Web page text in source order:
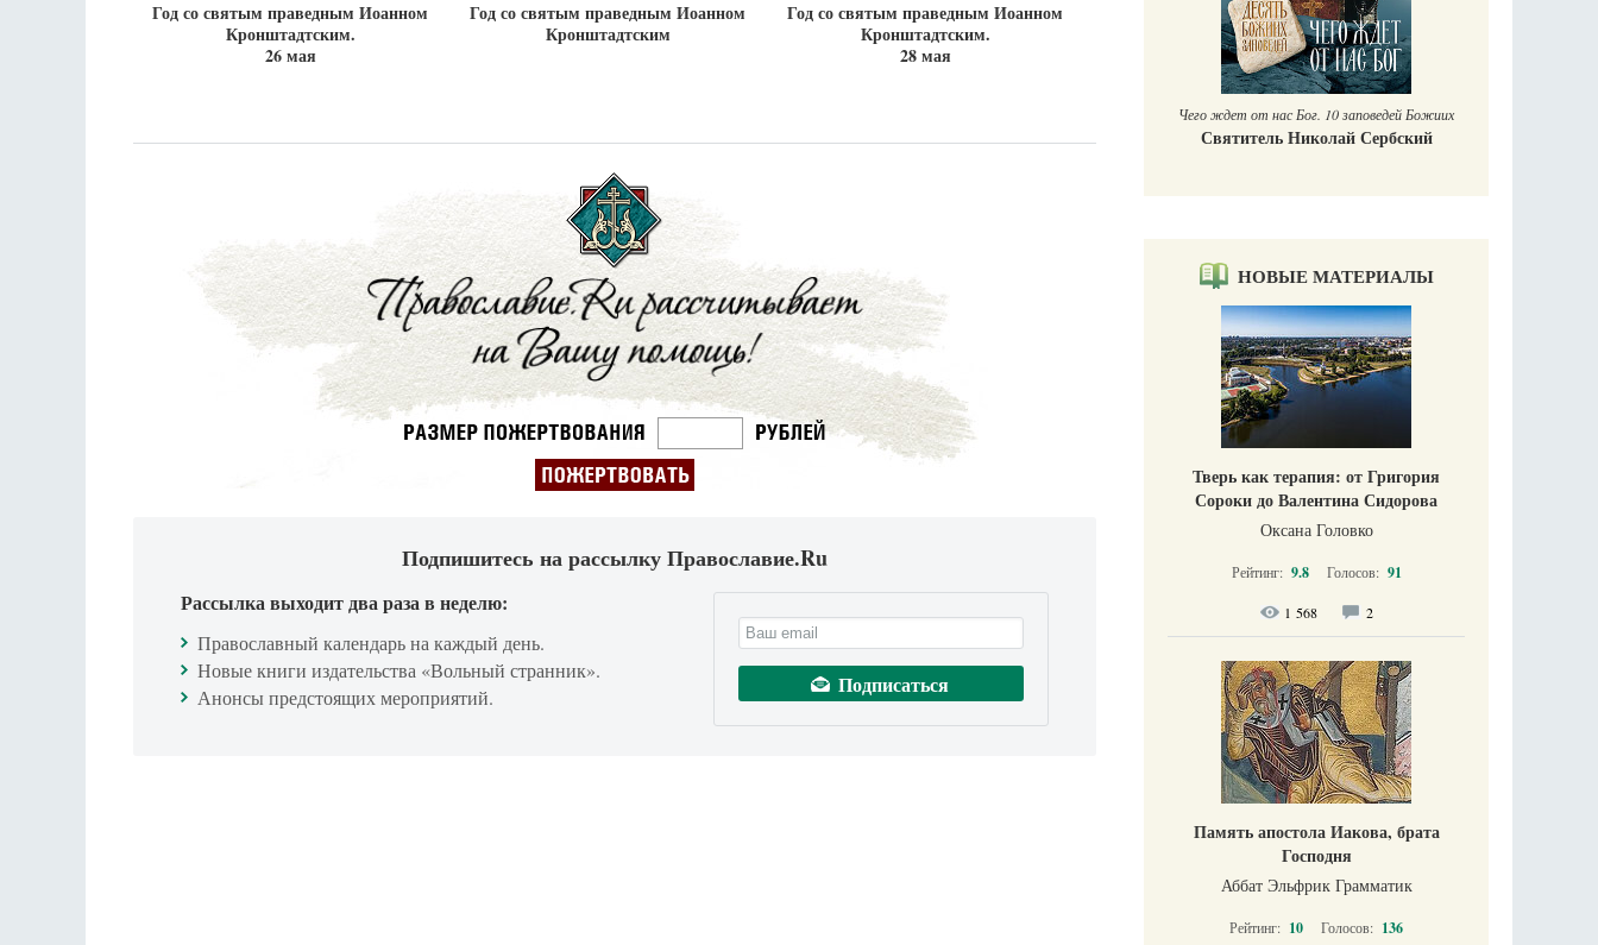
Год со святым праведным Иоанном
Кронштадтским.
26 мая
Год со святым праведным Иоанном
Кронштадтским
Год со святым праведным Иоанном
Кронштадтским.
28 мая
Подпишитесь на рассылку Православие.Ru
Рассылка выходит два раза в неделю:
Православный календарь на каждый день.
Новые книги издательства «Вольный странник».
Анонсы предстоящих мероприятий.
Кирилл Мурышев
Великомученик Георгий Победоносец. Научись у
Чего ждет от нас Бог. 10 заповедей Божиих
Святитель Николай Сербский
НОВЫЕ МАТЕРИАЛЫ
Тверь как терапия: от Григория
Сороки до Валентина Сидорова
Оксана Головко
Рейтинг: 9.8 Голосов: 91
1 568 2
Память апостола Иакова, брата
Господня
Аббат Эльфрик Грамматик
Рейтинг: 10 Голосов: 136